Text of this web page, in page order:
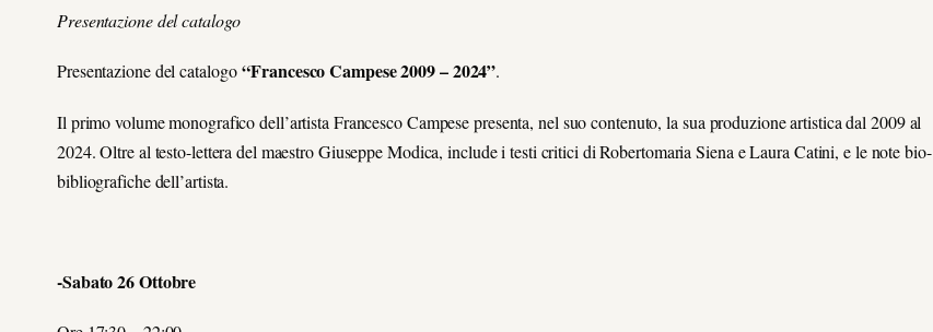
Presentazione del catalogo
Presentazione del catalogo“Francesco Campese 2009 – 2024”.
Il primo volume monografico dell’artista Francesco Campese presenta, nel suo contenuto, la sua produzione artistica dal 2009 al
2024. Oltre al testo-lettera del maestro Giuseppe Modica, include i testi critici di Robertomaria Siena e Laura Catini, e le note bio-
bibliografiche dell’artista.
-Sabato 26 Ottobre